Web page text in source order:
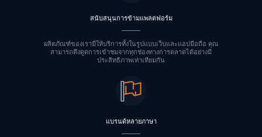
สนับสนุนการข้ามแพลตฟอร์ม
ผลิตภัณฑ์ของเรามีให้บริการทั้งในรูปแบบเว็บและแอปมือถือ คุณ
สามารถดึงดูดการเข้าชมจากทุกช่องทางการตลาดได้อย่างมี
ประสิทธิภาพเท่าเทียมกัน
แบรนด์หลายภาษา